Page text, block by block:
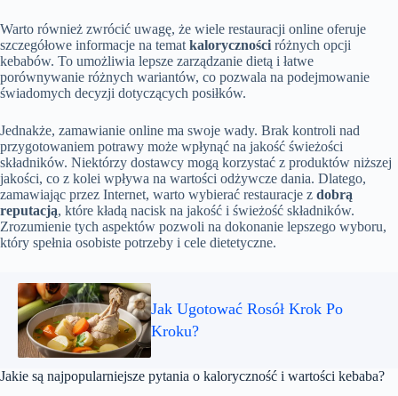
Warto również zwrócić uwagę, że wiele restauracji online oferuje
szczegółowe informacje na temat kaloryczności różnych opcji
kebabów. To umożliwia lepsze zarządzanie dietą i łatwe
porównywanie różnych wariantów, co pozwala na podejmowanie
świadomych decyzji dotyczących posiłków.
Jednakże, zamawianie online ma swoje wady. Brak kontroli nad
przygotowaniem potrawy może wpłynąć na jakość świeżości
składników. Niektórzy dostawcy mogą korzystać z produktów niższej
jakości, co z kolei wpływa na wartości odżywcze dania. Dlatego,
zamawiając przez Internet, warto wybierać restauracje z dobrą
reputacją, które kładą nacisk na jakość i świeżość składników.
Zrozumienie tych aspektów pozwoli na dokonanie lepszego wyboru,
który spełnia osobiste potrzeby i cele dietetyczne.
Jak Ugotować Rosół Krok Po
Kroku?
Jakie są najpopularniejsze pytania o kaloryczność i wartości kebaba?